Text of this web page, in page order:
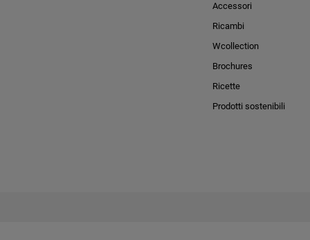
Accessori
Ricambi
Wcollection
Brochures
Ricette
Prodotti sostenibili